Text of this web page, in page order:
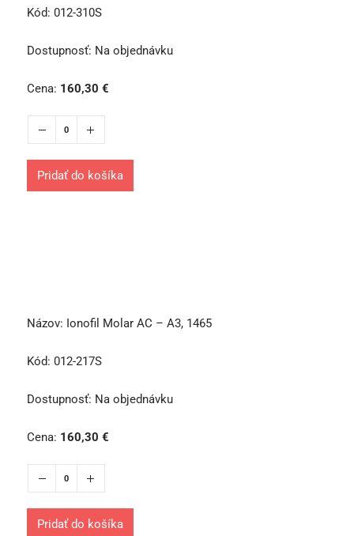
Kód: 012-310S
Dostupnosť: Na objednávku
Cena: 160,30 €
Pridať do košíka
Názov: Ionofil Molar AC – A3, 1465
Kód: 012-217S
Dostupnosť: Na objednávku
Cena: 160,30 €
Pridať do košíka